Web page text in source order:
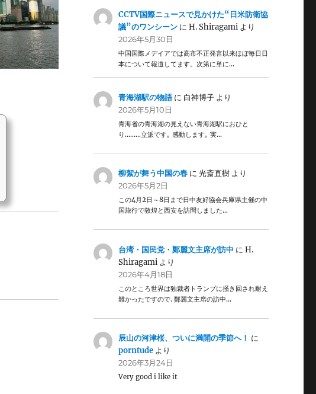
CCTV国際ニュースで見かけた“日米防衛協
議”のワンシーン にH. Shiragami より
2026年5月30日
中国国際メデイアでは高市不正発言以来ほぼ毎日日
本について報道してます。次第に単に…
青海湖駅の物語に 白神博子 より
2026年5月10日
青海省の青海湖の見えない青海湖駅におひと
り………立派です｡ 感動します｡ 実…
柳絮が舞う中国の春 に光斎直樹 より
2026年5月2日
この4月2日～8日まで日中友好協会兵庫県主催の中
国旅行で敦煌と西安を訪問しました…
台湾・国民党・鄭麗文主席が訪中 にH.
Shiragami より
2026年4月18日
このところ世界は独裁者トランプに掻き回され耐え
難かったですので､鄭麗文主席の訪中…
辰山の河津桜、ついに満開の季節へ！ に
porntude より
2026年3月24日
Very good i like it